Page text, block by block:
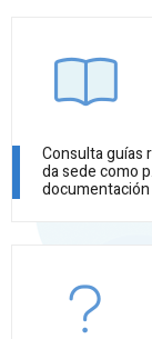
Consulta guías
da sede como